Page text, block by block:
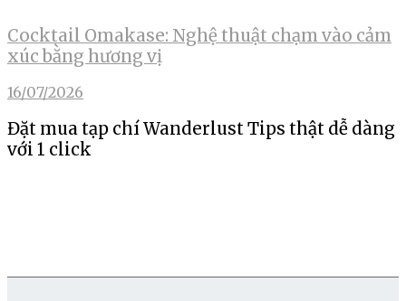
Cocktail Omakase: Nghệ thuật chạm vào cảm
xúc bằng hương vị
16/07/2026
Đặt mua tạp chí Wanderlust Tips thật dễ dàng
với 1 click